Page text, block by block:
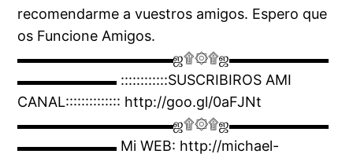
recomendarme a vuestros amigos. Espero que
os Funcione Amigos.
▬▬▬▬▬▬▬▬▬▬▬ஜ۩۞۩ஜ▬▬▬▬▬▬▬
▬▬▬▬▬▬▬ ::::::::::::SUSCRIBIROS AMI
CANAL:::::::::::::: http://goo.gl/0aFJNt
▬▬▬▬▬▬▬▬▬▬▬ஜ۩۞۩ஜ▬▬▬▬▬▬▬
▬▬▬▬▬▬▬ Mi WEB: http://michael-